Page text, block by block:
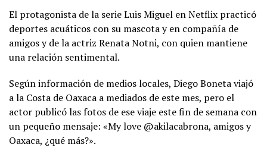
El protagonista de la serie Luis Miguel en Netflix practicó
deportes acuáticos con su mascota y en compañía de
amigos y de la actriz Renata Notni, con quien mantiene
una relación sentimental.
Según información de medios locales, Diego Boneta viajó
a la Costa de Oaxaca a mediados de este mes, pero el
actor publicó las fotos de ese viaje este fin de semana con
un pequeño mensaje: «My love @akilacabrona, amigos y
Oaxaca, ¿qué más?».